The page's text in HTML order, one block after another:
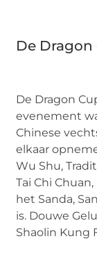
De Dragon
De Dragon
evenement
Chinese
elkaar
Wu Shu,
Tai Chi
het Sanda,
is. Douwe
Shaolin Kung